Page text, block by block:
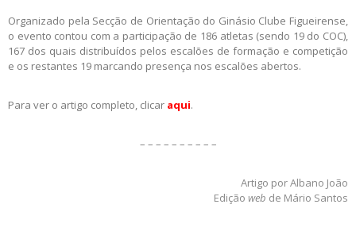
Organizado pela Secção de Orientação do Ginásio Clube Figueirense,
o evento contou com a participação de 186 atletas (sendo 19 do COC),
167 dos quais distribuídos pelos escalões de formação e competição
e os restantes 19 marcando presença nos escalões abertos.
Para ver o artigo completo, clicar aqui.
– – – – – – – – – –
Artigo por Albano João
Edição web de Mário Santos